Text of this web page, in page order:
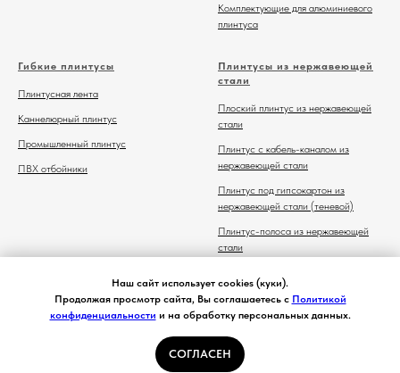
Наш сайт использует cookies (куки).
Продолжая просмотр сайта, Вы соглашаетесь с Политикой
конфиденциальности и на обработку персональных данных.
СОГЛАСЕН
Контакты
Комплектующие для алюминиевого
плинтуса
Гибкие плинтусы
Плинтусная лента
Каннелюрный плинтус
Промышленный плинтус
ПВХ отбойники
Плинтусы из нержавеющей
стали
Плоский плинтус из нержавеющей
стали
Плинтус с кабель-каналом из
нержавеющей стали
Плинтус под гипсокартон из
нержавеющей стали (теневой)
Плинтус-полоса из нержавеющей
стали
нержавеющей стали